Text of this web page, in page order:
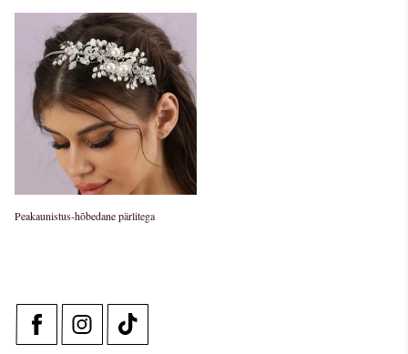
Peakaunistus-hõbedane pärlitega